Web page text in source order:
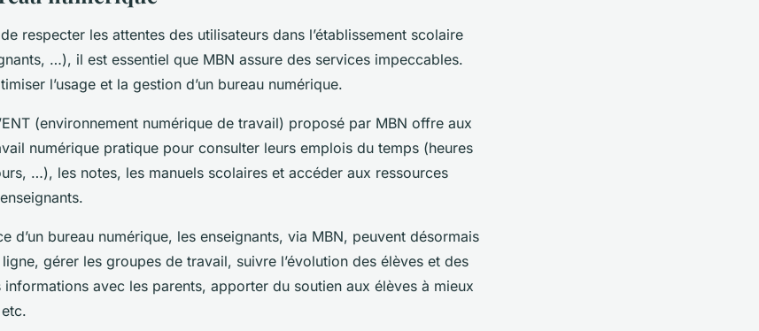
respecter les attentes des utilisateurs dans l’établissement scolaire
…), il est essentiel que MBN assure des services impeccables.
l’usage et la gestion d’un bureau numérique.
(environnement numérique de travail) proposé par MBN offre aux
numérique pratique pour consulter leurs emplois du temps (heures
…), les notes, les manuels scolaires et accéder aux ressources
d’un bureau numérique, les enseignants, via MBN, peuvent désormais
gérer les groupes de travail, suivre l’évolution des élèves et des
avec les parents, apporter du soutien aux élèves à mieux